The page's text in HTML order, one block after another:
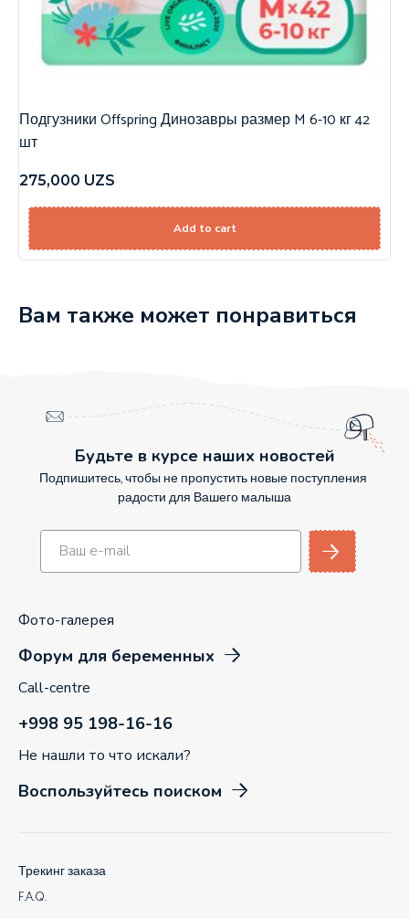
Подгузники Offspring Динозавры размер M 6-10 кг 42
шт
275,000 UZS
Add to cart
Вам также может понравиться
Будьте в курсе наших новостей
Подпишитесь, чтобы не пропустить новые поступления
радости для Вашего малыша
Фото-галерея
Форум для беременных
Call-centre
+998 95 198-16-16
Не нашли то что искали?
Воспользуйтесь поиском
Трекинг заказа
F.A.Q.